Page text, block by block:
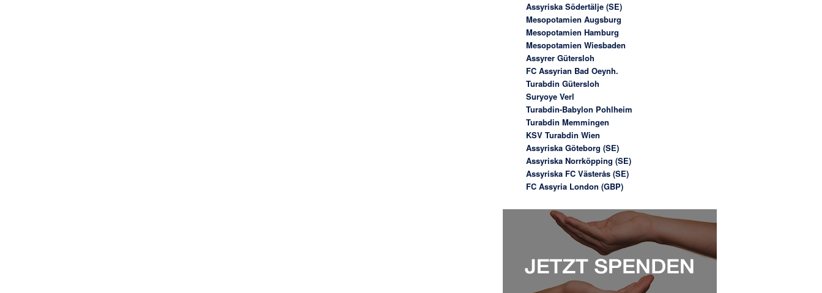
Assyriska Södertälje (SE)
Mesopotamien Augsburg
Mesopotamien Hamburg
Mesopotamien Wiesbaden
Assyrer Gütersloh
FC Assyrian Bad Oeynh.
Turabdin Gütersloh
Suryoye Verl
Turabdin-Babylon Pohlheim
Turabdin Memmingen
KSV Turabdin Wien
Assyriska Göteborg (SE)
Assyriska Norrköpping (SE)
Assyriska FC Västerås (SE)
FC Assyria London (GBP)